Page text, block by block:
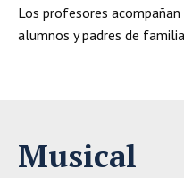
Los profesores
alumnos y padres de
Musical